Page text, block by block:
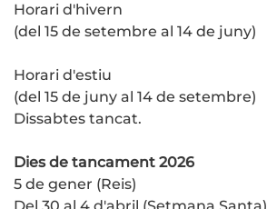
Horari d'hivern
(del 15 de setembre al 14 de juny)
Horari d'estiu
(del 15 de juny al 14 de setembre)
Dissabtes tancat.
Dies de tancament 2026
5 de gener (Reis)